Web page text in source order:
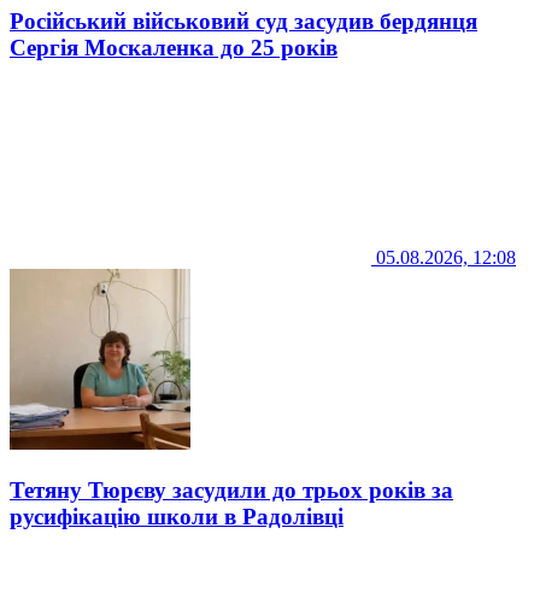
Російський військовий суд засудив бердянця
Сергія Москаленка до 25 років
05.08.2026, 12:08
Тетяну Тюрєву засудили до трьох років за
русифікацію школи в Радолівці